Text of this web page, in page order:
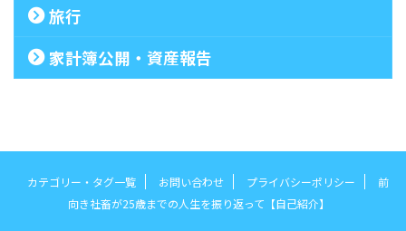
旅行
家計簿公開・資産報告
カテゴリー・タグ一覧 お問い合わせ プライバシーポリシー
前
向き社畜が25歳までの人生を振り返って【自己紹介】